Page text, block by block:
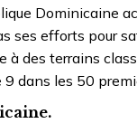
Dominicaine
ses efforts pour
à des terrains
dans les 50